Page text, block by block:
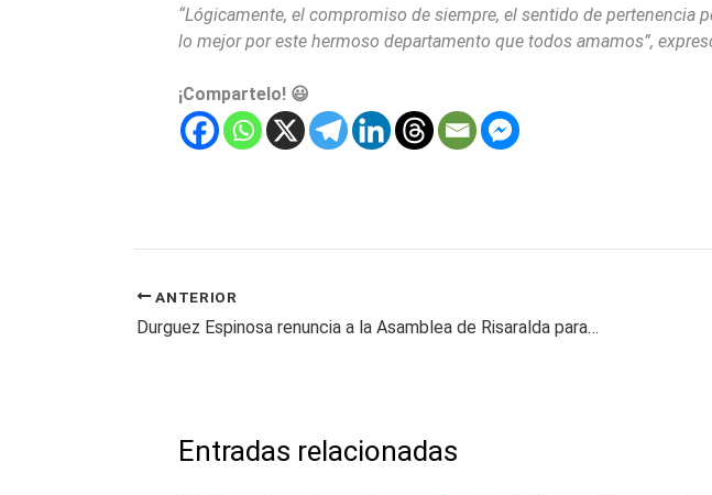
“Lógicamente, el compromiso de siempre, el sentido de pertenencia
lo mejor por este hermoso departamento que todos amamos”,
¡Compartelo! 😃
ANTERIOR
Durguez Espinosa renuncia a la Asamblea de Risaralda para aspirar a la Cámara de Representantes
Entradas relacionadas